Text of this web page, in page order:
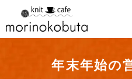
年末年始の